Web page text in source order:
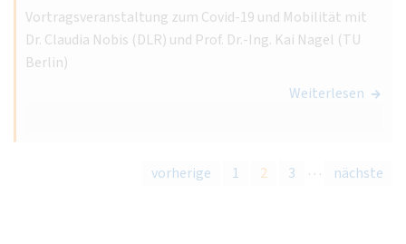
Vortragsveranstaltung zum Covid-19 und Mobilität mit
Dr. Claudia Nobis (DLR) und Prof. Dr.-Ing. Kai Nagel (TU
Berlin)
Weiterlesen
vorherige 1 2 3 … nächste